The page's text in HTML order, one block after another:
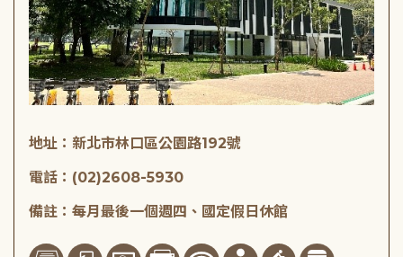
地址：新北市林口區公園路192號
電話：(02)2608-5930
備註：每月最後一個週四、國定假日休館